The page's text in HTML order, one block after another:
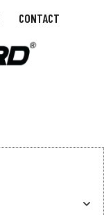
CONTACT